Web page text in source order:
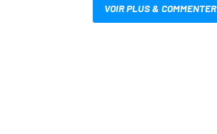
VOIR PLUS & COMMENTER